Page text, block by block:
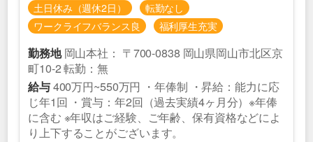
土日休み（週休2日）
転勤なし
ワークライフバランス良
福利厚生充実
勤務地岡山本社： 〒700-0838 岡山県岡山市北区京
町10-2 転勤：無
給与400万円~550万円 ・年俸制 ・昇給：能力に応
じ年1回 ・賞与：年2回（過去実績4ヶ月分）※年俸
に含む ※年収はご経験、ご年齢、保有資格などによ
り上下することがございます。